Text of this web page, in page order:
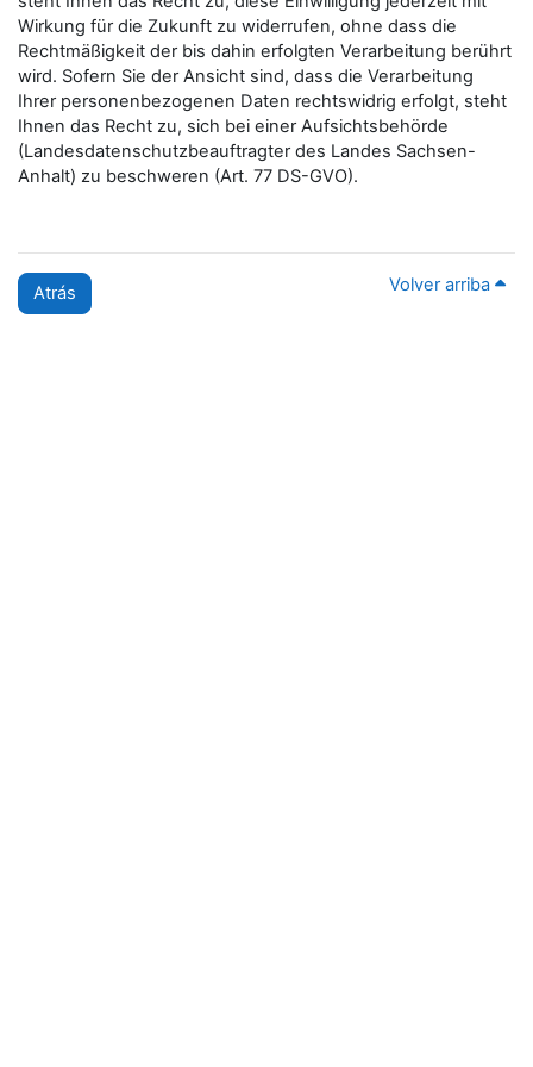
Wirkung für die Zukunft zu widerrufen, ohne dass die
Rechtmäßigkeit der bis dahin erfolgten Verarbeitung berührt
wird. Sofern Sie der Ansicht sind, dass die Verarbeitung
Ihrer personenbezogenen Daten rechtswidrig erfolgt, steht
Ihnen das Recht zu, sich bei einer Aufsichtsbehörde
(Landesdatenschutzbeauftragter des Landes Sachsen-
Anhalt) zu beschweren (Art. 77 DS-GVO).
Atrás Volver arriba